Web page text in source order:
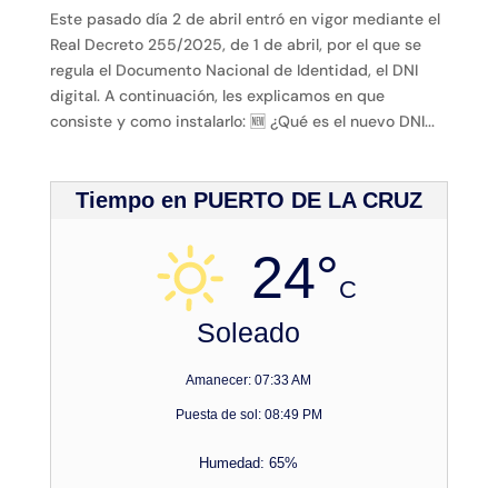
Este pasado día 2 de abril entró en vigor mediante el
Real Decreto 255/2025, de 1 de abril, por el que se
regula el Documento Nacional de Identidad, el DNI
digital. A continuación, les explicamos en que
consiste y como instalarlo: 🆕 ¿Qué es el nuevo DNI...
Tiempo en PUERTO DE LA CRUZ
24°C
Soleado
Amanecer: 07:33 AM
Puesta de sol: 08:49 PM
Humedad: 65%